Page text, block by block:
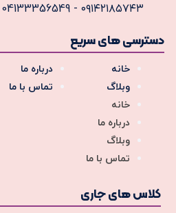
۰۹۱۴۲۱۸۵۷۴۳ - 04133356549
دسترسی های سریع
خانه
درباره ما
وبلاگ
تماس با ما
خانه
درباره ما
وبلاگ
تماس با ما
کلاس های جاری